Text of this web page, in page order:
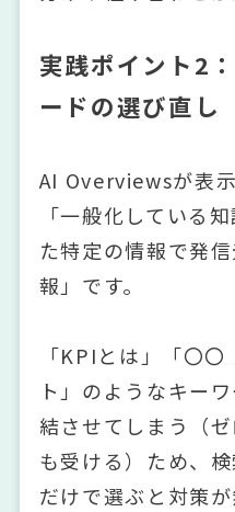
実践ポイント2
ードの選び直し
AI Overviewsが表
「一般化している
た特定の情報で発
報」です。
「KPIとは」「〇
ト」のようなキー
結させてしまう（
も受ける）ため、
だけで選ぶと対策